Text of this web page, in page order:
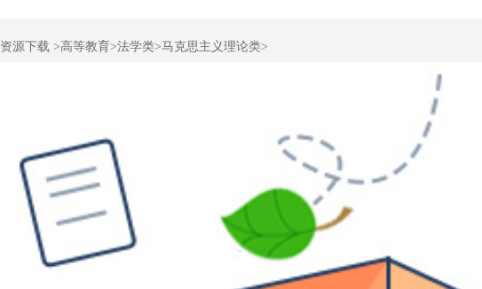
资源下载 >高等教育>法学类>马克思主义理论类>